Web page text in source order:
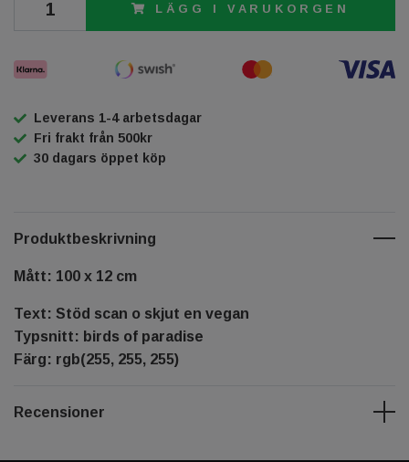
LÄGG I VARUKORGEN
Leverans 1-4 arbetsdagar
Fri frakt från 500kr
30 dagars öppet köp
Produktbeskrivning
Mått: 100 x 12 cm
Text: Stöd scan o skjut en vegan
Typsnitt: birds of paradise
Färg: rgb(255, 255, 255)
Recensioner